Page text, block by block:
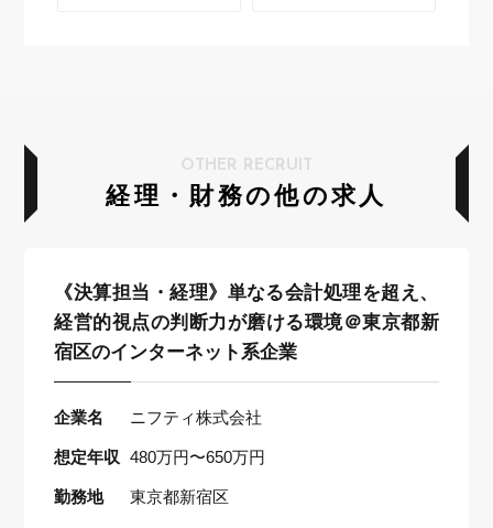
経理・財務の他の求人
OTHER RECRUIT
《決算担当・経理》単なる会計処理を超え、
経営的視点の判断力が磨ける環境＠東京都新
宿区のインターネット系企業
企業名 ニフティ株式会社
想定年収 480万円〜650万円
勤務地 東京都新宿区